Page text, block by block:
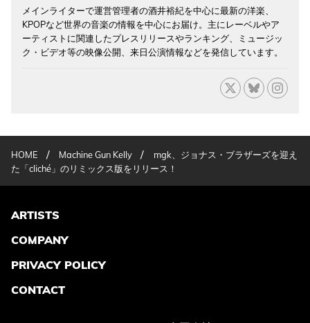
メインライターで運営管理者の酒井裕紀を中心に最新の洋楽、
KPOPなど世界の音楽の情報を中心にお届け。主にレーベルやア
ーティストに関連したプレスリリースやランキング、ミュージッ
ク・ビデオ等の映像公開、来日公演情報などを発信しています。
HOME / Machine Gun Kelly /
mgk、ジョナス・ブラザーズを迎え
た「cliché」のリミックス版をリリース！
ARTISTS
COMPANY
PRIVACY POLICY
CONTACT